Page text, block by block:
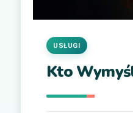
Kto
USŁUGI